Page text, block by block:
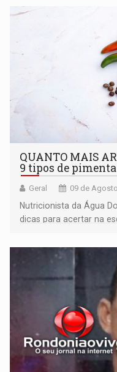
QUANTO MAIS
9 tipos de
Geral 09 de
Nutricionista da Água
dicas para acertar na